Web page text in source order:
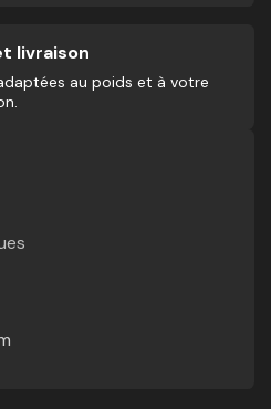
livraison
au poids et à votre